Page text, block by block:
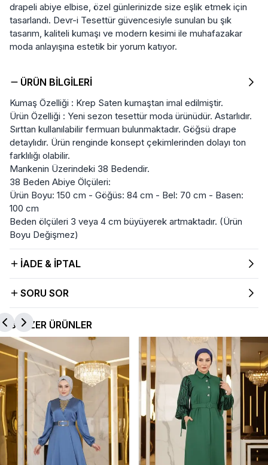
drapeli abiye elbise, özel günlerinizde size eşlik etmek için
tasarlandı. Devr-i Tesettür güvencesiyle sunulan bu şık
tasarım, kaliteli kumaşı ve modern kesimi ile muhafazakar
moda anlayışına estetik bir yorum katıyor.
ÜRÜN BILGILERI
Kumaş Özelliği : Krep Saten kumaştan imal edilmiştir.
Ürün Özelliği : Yeni sezon tesettür moda ürünüdür. Astarlıdır.
Sırttan kullanılabilir fermuarı bulunmaktadır. Göğsü drape
detaylıdır. Ürün renginde konsept çekimlerinden dolayı ton
farklılığı olabilir.
Mankenin Üzerindeki 38 Bedendir.
38 Beden Abiye Ölçüleri:
Ürün Boyu: 150 cm - Göğüs: 84 cm - Bel: 70 cm - Basen:
100 cm
Beden ölçüleri 3 veya 4 cm büyüyerek artmaktadır. (Ürün
Boyu Değişmez)
İADE & İPTAL
SORU SOR
BENZER ÜRÜNLER